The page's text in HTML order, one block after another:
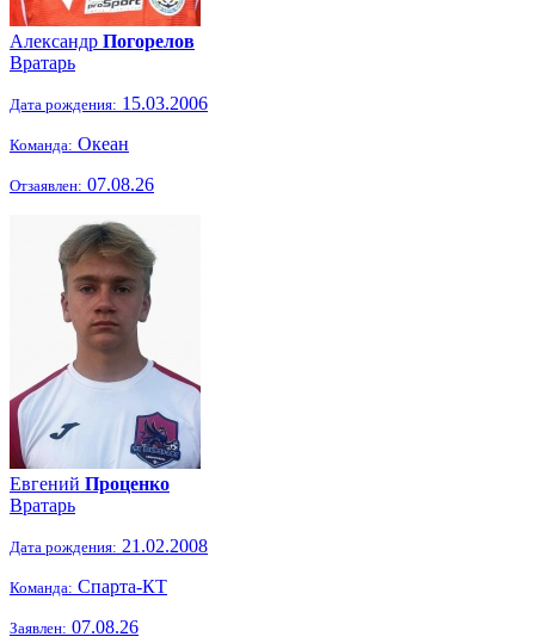
Александр Погорелов
Вратарь
Дата рождения: 15.03.2006
Команда: Океан
Отзаявлен: 07.08.26
Евгений Проценко
Вратарь
Дата рождения: 21.02.2008
Команда: Спарта-КТ
Заявлен: 07.08.26